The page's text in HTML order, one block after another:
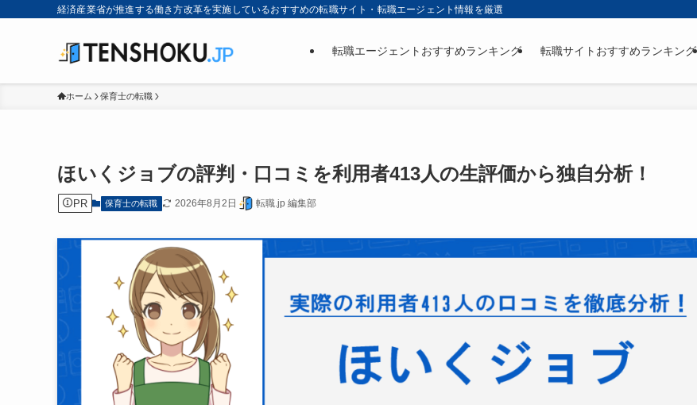
経済産業省が推進する働き方改革を実施しているおすすめの転職サイト・転職エージェント情報を厳選
転職エージェントおすすめランキング 転職サイトおすすめランキング
ホーム 保育士の転職
ほいくジョブの評判・口コミを利用者413人の生評価から独自分析！
PR 保育士の転職 2026年8月2日 転職.jp 編集部